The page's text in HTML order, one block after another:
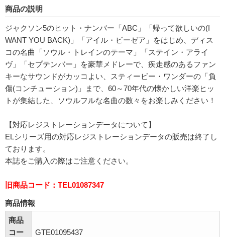
商品の説明
ジャクソン5のヒット・ナンバー「ABC」「帰って欲しいの(I
WANT YOU BACK)」「アイル・ビーゼア」をはじめ、ディス
コの名曲「ソウル・トレインのテーマ」「ステイン・アライ
ヴ」「セプテンバー」を豪華メドレーで、疾走感のあるファン
キーなサウンドがカッコよい、スティービー・ワンダーの「負
傷(コンチューション)」まで、60～70年代の懐かしい洋楽ヒッ
トが集結した、ソウルフルな名曲の数々をお楽しみください！
【対応レジストレーションデータについて】
ELシリーズ用の対応レジストレーションデータの販売は終了し
ております。
本誌をご購入の際はご注意ください。
旧商品コード：TEL01087347
商品情報
商品
コー
GTE01095437